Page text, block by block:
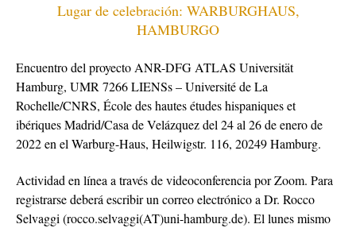
Lugar de celebración: WARBURGHAUS,
HAMBURGO
Encuentro del proyecto ANR-DFG ATLAS Universität
Hamburg, UMR 7266 LIENSs – Université de La
Rochelle/CNRS, École des hautes études hispaniques et
ibériques Madrid/Casa de Velázquez del 24 al 26 de enero de
2022 en el Warburg-Haus, Heilwigstr. 116, 20249 Hamburg.
Actividad en línea a través de videoconferencia por Zoom. Para
registrarse deberá escribir un correo electrónico a Dr. Rocco
Selvaggi (rocco.selvaggi(AT)uni-hamburg.de). El lunes mismo